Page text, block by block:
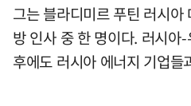
그는 블라디미르 푸틴 러시아
방 인사 중 한 명이다. 러시아
후에도 러시아 에너지 기업들